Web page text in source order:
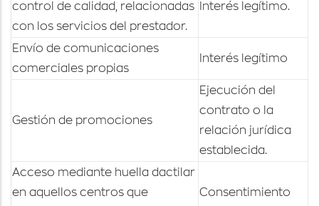
control de calidad, relacionadas
con los servicios del prestador.
Interés legítimo.
Envío de comunicaciones
comerciales propias
Interés legítimo
Gestión de promociones
Ejecución del
contrato o la
relación jurídica
establecida.
Acceso mediante huella dactilar
en aquellos centros que
Consentimiento